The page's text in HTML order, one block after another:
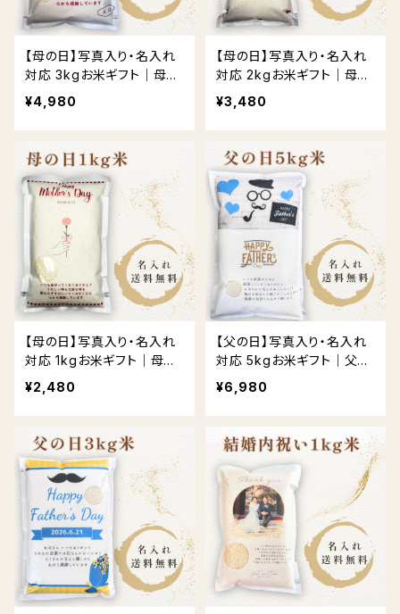
【母の日】写真入り・名入れ
対応 3kgお米ギフト｜母の
日限定デザイン
¥4,980
【母の日】写真入り・名入れ
対応 2kgお米ギフト｜母の
日限定デザイン
¥3,480
【母の日】写真入り・名入れ
対応 1kgお米ギフト｜母の
日限定デザイン
¥2,480
【父の日】写真入り・名入れ
対応 5kgお米ギフト｜父の
日限定デザイン
¥6,980